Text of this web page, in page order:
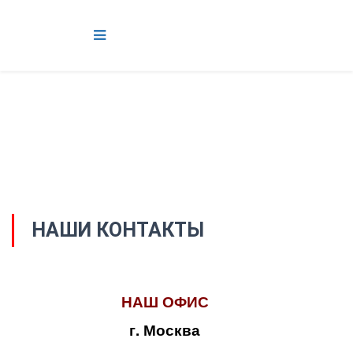
НАШИ КОНТАКТЫ
НАШ ОФИС
г. Москва